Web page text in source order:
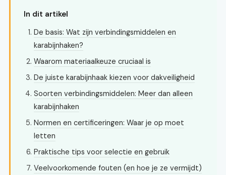
In dit artikel
De basis: Wat zijn verbindingsmiddelen en
karabijnhaken?
Waarom materiaalkeuze cruciaal is
De juiste karabijnhaak kiezen voor dakveiligheid
Soorten verbindingsmiddelen: Meer dan alleen
karabijnhaken
Normen en certificeringen: Waar je op moet
letten
Praktische tips voor selectie en gebruik
Veelvoorkomende fouten (en hoe je ze vermijdt)